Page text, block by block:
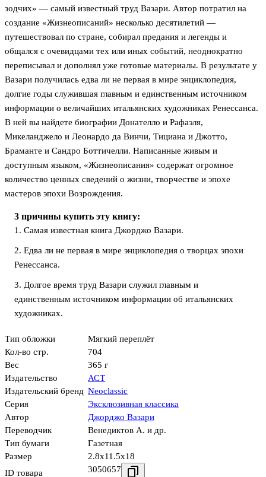
зодчих» — самый известный труд Вазари. Автор потратил на
создание «Жизнеописаний» несколько десятилетий —
путешествовал по стране, собирал предания и легенды и
общался с очевидцами тех или иных событий, неоднократно
переписывал и дополнял уже готовые материалы. В результате у
Вазари получилась едва ли не первая в мире энциклопедия,
долгие годы служившая главным и единственным источником
информации о величайших итальянских художниках Ренессанса.
В ней вы найдете биографии Донателло и Рафаэля,
Микеланджело и Леонардо да Винчи, Тициана и Джотто,
Браманте и Сандро Боттичелли. Написанные живым и
доступным языком, «Жизнеописания» содержат огромное
количество ценных сведений о жизни, творчестве и эпохе
мастеров эпохи Возрождения.
3 причины купить эту книгу:
1. Самая известная книга Джорджо Вазари.
2. Едва ли не первая в мире энциклопедия о творцах эпохи
Ренессанса.
3. Долгое время труд Вазари служил главным и
единственным источником информации об итальянских
художниках.
Тип обложки
Мягкий переплёт
Кол-во стр.
704
Вес
365 г
Издательство
АСТ
Издательский бренд Neoclassic
Серия
Эксклюзивная классика
Автор
Джорджо Вазари
Переводчик
Венедиктов А. и др.
Тип бумаги
Газетная
Размер
2.8x11.5x18
ID товара
3050657